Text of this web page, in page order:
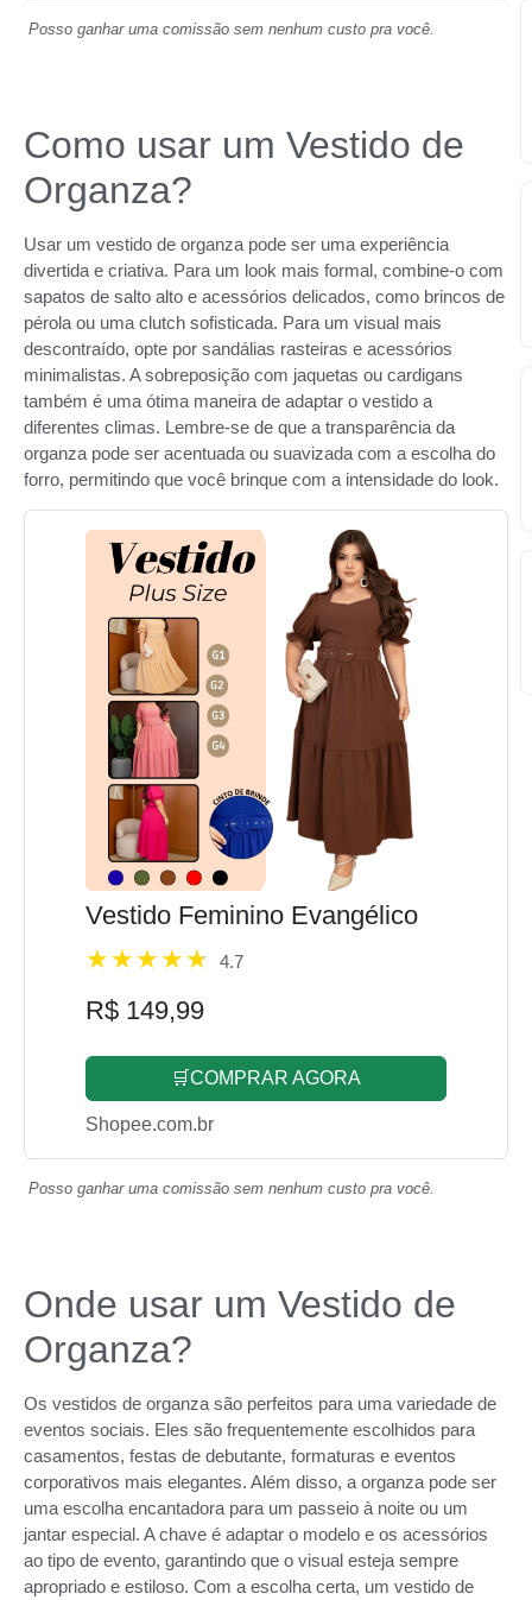
Posso ganhar uma comissão sem nenhum custo pra você.
Como usar um Vestido de
Organza?
Usar um vestido de organza pode ser uma experiência
divertida e criativa. Para um look mais formal, combine-o com
sapatos de salto alto e acessórios delicados, como brincos de
pérola ou uma clutch sofisticada. Para um visual mais
descontraído, opte por sandálias rasteiras e acessórios
minimalistas. A sobreposição com jaquetas ou cardigans
também é uma ótima maneira de adaptar o vestido a
diferentes climas. Lembre-se de que a transparência da
organza pode ser acentuada ou suavizada com a escolha do
forro, permitindo que você brinque com a intensidade do look.
Vestido Feminino Evangélico
4.7
R$ 149,99
🛒COMPRAR AGORA
Shopee.com.br
Posso ganhar uma comissão sem nenhum custo pra você.
Onde usar um Vestido de
Organza?
Os vestidos de organza são perfeitos para uma variedade de
eventos sociais. Eles são frequentemente escolhidos para
casamentos, festas de debutante, formaturas e eventos
corporativos mais elegantes. Além disso, a organza pode ser
uma escolha encantadora para um passeio à noite ou um
jantar especial. A chave é adaptar o modelo e os acessórios
ao tipo de evento, garantindo que o visual esteja sempre
apropriado e estiloso. Com a escolha certa, um vestido de